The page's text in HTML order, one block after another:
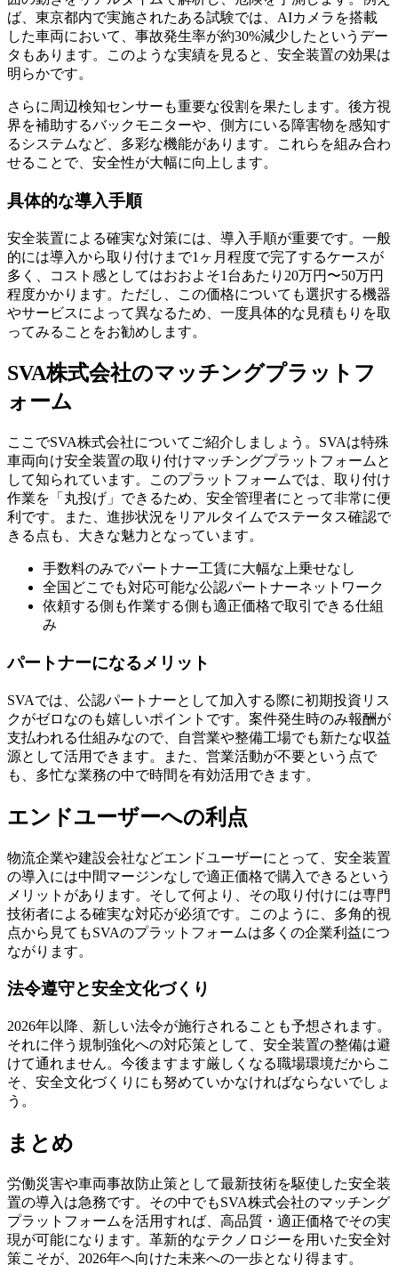
ば、東京都内で実施されたある試験では、AIカメラを搭載
した車両において、事故発生率が約30%減少したというデー
タもあります。このような実績を見ると、安全装置の効果は
明らかです。
さらに周辺検知センサーも重要な役割を果たします。後方視
界を補助するバックモニターや、側方にいる障害物を感知す
るシステムなど、多彩な機能があります。これらを組み合わ
せることで、安全性が大幅に向上します。
具体的な導入手順
安全装置による確実な対策には、導入手順が重要です。一般
的には導入から取り付けまで1ヶ月程度で完了するケースが
多く、コスト感としてはおおよそ1台あたり20万円〜50万円
程度かかります。ただし、この価格についても選択する機器
やサービスによって異なるため、一度具体的な見積もりを取
ってみることをお勧めします。
SVA株式会社のマッチングプラットフ
ォーム
ここでSVA株式会社についてご紹介しましょう。SVAは特殊
車両向け安全装置の取り付けマッチングプラットフォームと
して知られています。このプラットフォームでは、取り付け
作業を「丸投げ」できるため、安全管理者にとって非常に便
利です。また、進捗状況をリアルタイムでステータス確認で
きる点も、大きな魅力となっています。
手数料のみでパートナー工賃に大幅な上乗せなし
全国どこでも対応可能な公認パートナーネットワーク
依頼する側も作業する側も適正価格で取引できる仕組
み
パートナーになるメリット
SVAでは、公認パートナーとして加入する際に初期投資リス
クがゼロなのも嬉しいポイントです。案件発生時のみ報酬が
支払われる仕組みなので、自営業や整備工場でも新たな収益
源として活用できます。また、営業活動が不要という点で
も、多忙な業務の中で時間を有効活用できます。
エンドユーザーへの利点
物流企業や建設会社などエンドユーザーにとって、安全装置
の導入には中間マージンなしで適正価格で購入できるという
メリットがあります。そして何より、その取り付けには専門
技術者による確実な対応が必須です。このように、多角的視
点から見てもSVAのプラットフォームは多くの企業利益につ
ながります。
法令遵守と安全文化づくり
2026年以降、新しい法令が施行されることも予想されます。
それに伴う規制強化への対応策として、安全装置の整備は避
けて通れません。今後ますます厳しくなる職場環境だからこ
そ、安全文化づくりにも努めていかなければならないでしょ
う。
まとめ
労働災害や車両事故防止策として最新技術を駆使した安全装
置の導入は急務です。その中でもSVA株式会社のマッチング
プラットフォームを活用すれば、高品質・適正価格でその実
現が可能になります。革新的なテクノロジーを用いた安全対
策こそが、2026年へ向けた未来への一歩となり得ます。